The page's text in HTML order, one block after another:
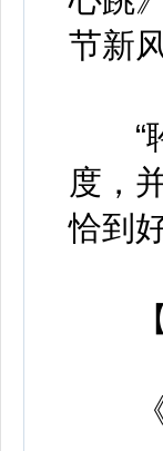
节新
“聆
度，
恰到
【
《